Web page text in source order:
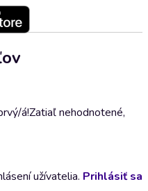
á!Zatiaľ nehodnotené,
užívatelia. Prihlásiť sa